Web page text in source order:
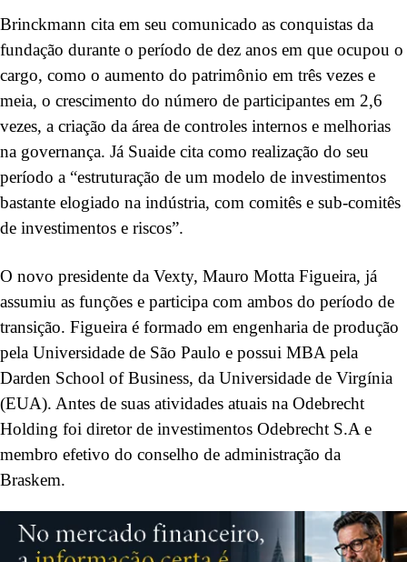
Brinckmann cita em seu comunicado as conquistas da
fundação durante o período de dez anos em que ocupou o
cargo, como o aumento do patrimônio em três vezes e
meia, o crescimento do número de participantes em 2,6
vezes, a criação da área de controles internos e melhorias
na governança. Já Suaide cita como realização do seu
período a “estruturação de um modelo de investimentos
bastante elogiado na indústria, com comitês e sub-comitês
de investimentos e riscos”.
O novo presidente da Vexty, Mauro Motta Figueira, já
assumiu as funções e participa com ambos do período de
transição. Figueira é formado em engenharia de produção
pela Universidade de São Paulo e possui MBA pela
Darden School of Business, da Universidade de Virgínia
(EUA). Antes de suas atividades atuais na Odebrecht
Holding foi diretor de investimentos Odebrecht S.A e
membro efetivo do conselho de administração da
Braskem.